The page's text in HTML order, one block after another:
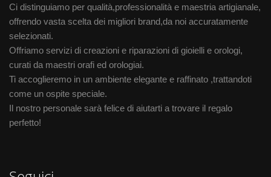
Ci distinguiamo per qualità,professionalità e maestria artigianale,
offrendo vasta scelta dei migliori brand,da noi accuratamente
selezionati.
Offriamo servizi di creazioni e riparazioni di gioielli e orologi,
curati da maestri orafi ed orologiai.
Ti accoglieremo in un ambiente elegante e raffinato ,trattandoti
come un ospite speciale.
Il nostro personale sarà felice di aiutarti a trovare il regalo
perfetto!